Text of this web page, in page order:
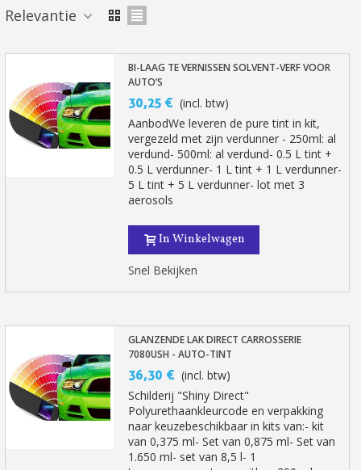
5€ korting op de eerste bestelling
Schrijf je in voor de nieuwsbrief: €5 korting
Levering binnen 48-72 uur in Nederland
Betaling in 4x gratis vanaf een aankoopwaarde van 30€.
Je online offerte in minder dan 1 minuut
Deel je creaties en ontvang shopping vouchers
Verzamel loyaliteitspunten bij elke bestelling
Retourneer producten binnen 14 dagen
Relevantie
BI-LAAG TE VERNISSEN SOLVENT-VERF VOOR
AUTO’S
30,25 € (incl. btw)
AanbodWe leveren de pure tint in kit,
vergezeld met zijn verdunner - 250ml: al
verdund- 500ml: al verdund- 0.5 L tint +
0.5 L verdunner- 1 L tint + 1 L verdunner-
5 L tint + 5 L verdunner- lot met 3
aerosols
In Winkelwagen
Snel Bekijken
GLANZENDE LAK DIRECT CARROSSERIE
7080USH - AUTO-TINT
36,30 € (incl. btw)
Schilderij "Shiny Direct"
Polyurethaankleurcode en verpakking
naar keuzebeschikbaar in kits van:- kit
van 0,375 ml- Set van 0,875 ml- Set van
1.650 ml- set van 8,5 l- 1